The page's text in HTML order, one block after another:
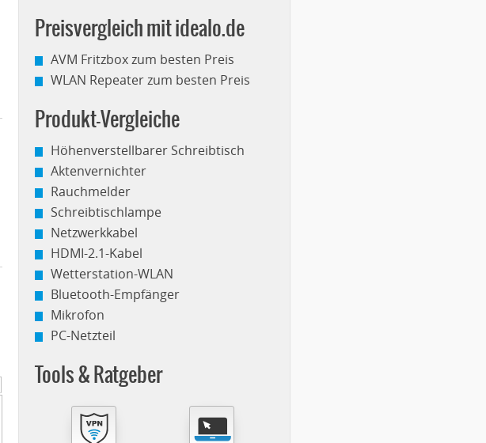
Preisvergleich mit idealo.de
AVM Fritzbox zum besten Preis
WLAN Repeater zum besten Preis
Produkt-Vergleiche
Höhenverstellbarer Schreibtisch
Aktenvernichter
Rauchmelder
Schreibtischlampe
Netzwerkkabel
HDMI-2.1-Kabel
Wetterstation-WLAN
Bluetooth-Empfänger
Mikrofon
PC-Netzteil
Tools & Ratgeber